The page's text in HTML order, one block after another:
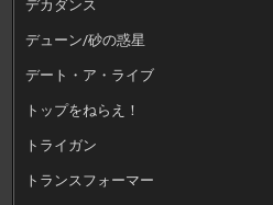
デカダンス
デューン/砂の惑星
デート・ア・ライブ
トップをねらえ！
トライガン
トランスフォーマー